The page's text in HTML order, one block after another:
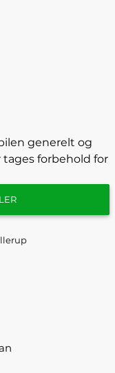
generelt og
tages forbehold for